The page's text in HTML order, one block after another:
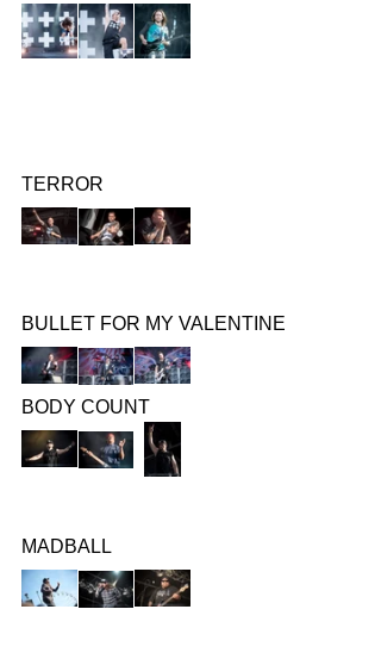
TERROR
BULLET FOR MY VALENTINE
BODY COUNT
MADBALL